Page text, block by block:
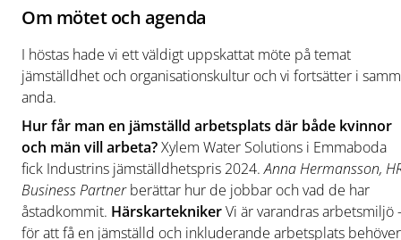
Om mötet och agenda
I höstas hade vi ett väldigt uppskattat möte på temat
jämställdhet och organisationskultur och vi fortsätter i
anda.
Hur får man en jämställd arbetsplats där både kvinnor
och män vill arbeta?Xylem Water Solutions i Emmaboda
fick Industrins jämställdhetspris 2024.Anna Hermansson,
Business Partnerberättar hur de jobbar och vad de har
åstadkommit. HärskarteknikerVi är varandras arbetsmiljö
för att få en jämställd och inkluderande arbetsplats behöver